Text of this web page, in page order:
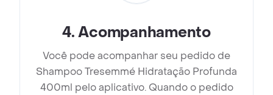
4.Acompanhamento
Você pode acompanhar seu pedido de
Shampoo Tresemmé Hidratação Profunda
400ml pelo aplicativo. Quando o pedido